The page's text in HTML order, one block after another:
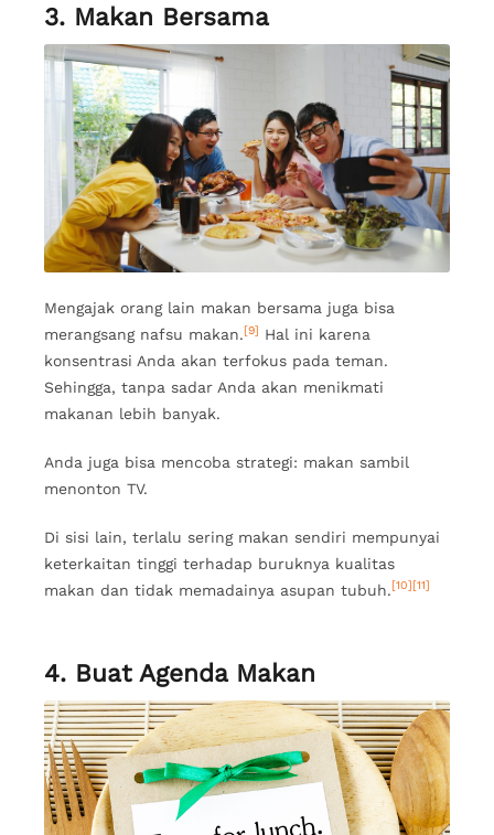
3. Makan Bersama
Mengajak orang lain makan bersama juga bisa
merangsang nafsu makan.[9] Hal ini karena
konsentrasi Anda akan terfokus pada teman.
Sehingga, tanpa sadar Anda akan menikmati
makanan lebih banyak.
Anda juga bisa mencoba strategi: makan sambil
menonton TV.
Di sisi lain, terlalu sering makan sendiri mempunyai
keterkaitan tinggi terhadap buruknya kualitas
makan dan tidak memadainya asupan tubuh. [10] [11]
4. Buat Agenda Makan